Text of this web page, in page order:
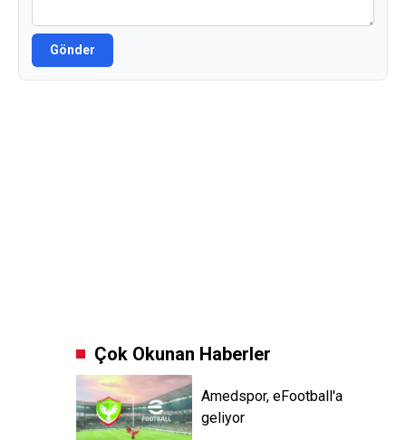
Gönder
Çok Okunan Haberler
Amedspor, eFootball'a
geliyor